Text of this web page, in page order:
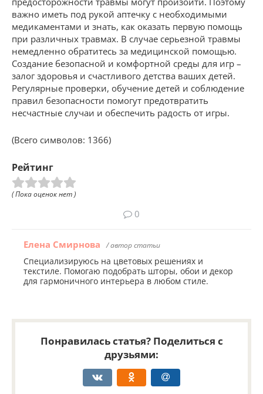
важно иметь под рукой аптечку с необходимыми
медикаментами и знать, как оказать первую помощь
при различных травмах. В случае серьезной травмы
немедленно обратитесь за медицинской помощью.
Создание безопасной и комфортной среды для игр –
залог здоровья и счастливого детства ваших детей.
Регулярные проверки, обучение детей и соблюдение
правил безопасности помогут предотвратить
несчастные случаи и обеспечить радость от игры.
(Всего символов: 1366)
Рейтинг
( Пока оценок нет )
0
Елена Смирнова / автор статьи
Специализируюсь на цветовых решениях и
текстиле. Помогаю подобрать шторы, обои и декор
для гармоничного интерьера в любом стиле.
Понравилась статья? Поделиться с
друзьями: